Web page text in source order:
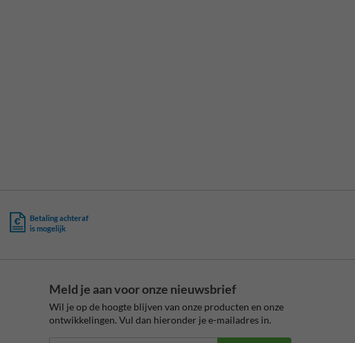
Betaling achteraf
is mogelijk
Meld je aan voor onze nieuwsbrief
Wil je op de hoogte blijven van onze producten en onze
ontwikkelingen. Vul dan hieronder je e-mailadres in.